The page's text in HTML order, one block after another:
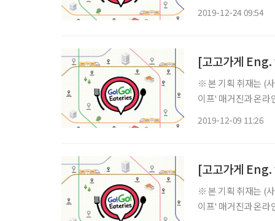
2019-12-24 09:54
※ 본 기획 취재는 (
이프' 매거진과 온라
2019-12-09 11:26
[고고가게
※ 본 기획 취재는 (
이프' 매거진과 온라